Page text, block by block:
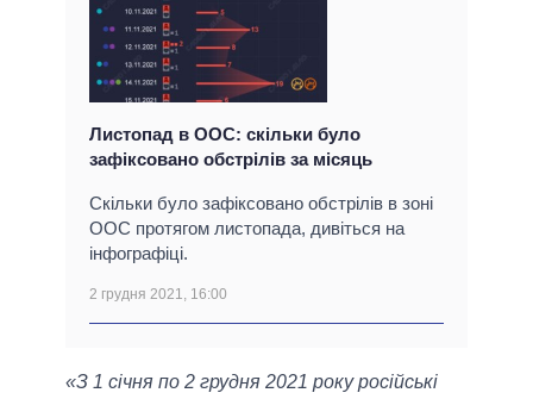
Листопад в ООС: скільки було
зафіксовано обстрілів за місяць
Скільки було зафіксовано обстрілів в зоні
ООС протягом листопада, дивіться на
інфографіці.
2 грудня 2021, 16:00
«З 1 січня по 2 грудня 2021 року російські